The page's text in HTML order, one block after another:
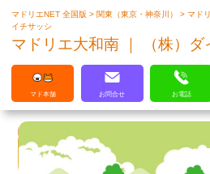
マドリエはLIXILの厳し
マドリエNET 全国版> 関東（東京・神奈川）>マド
イチサッシ
マドリエ大和南 ｜ （株）ダ
マド本舗 お問合せ お電話